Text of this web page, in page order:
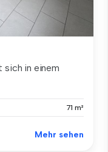
in einem
71 m²
Mehr sehen